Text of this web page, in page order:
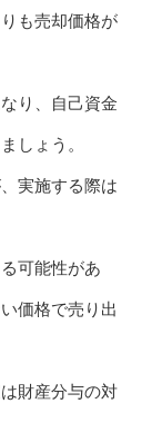
も売却価格が
り、自己資金
しょう。
実施する際は
可能性があ
価格で売り出
財産分与の対